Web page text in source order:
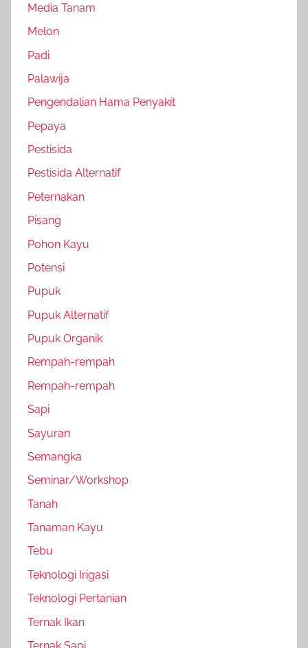
Media Tanam
Melon
Padi
Palawija
Pengendalian Hama Penyakit
Pepaya
Pestisida
Pestisida Alternatif
Peternakan
Pisang
Pohon Kayu
Potensi
Pupuk
Pupuk Alternatif
Pupuk Organik
Rempah-rempah
Rempah-rempah
Sapi
Sayuran
Semangka
Seminar/Workshop
Tanah
Tanaman Kayu
Tebu
Teknologi Irigasi
Teknologi Pertanian
Ternak Ikan